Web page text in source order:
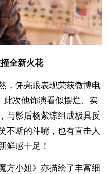
全新火花
，凭亮眼表现荣获微博电
此次他饰演看似摆烂、实
与影后杨紫琼组成极具反
不断的斗嘴，也有直击人
鲜感十足！
方小姐》亦描绘了丰富细